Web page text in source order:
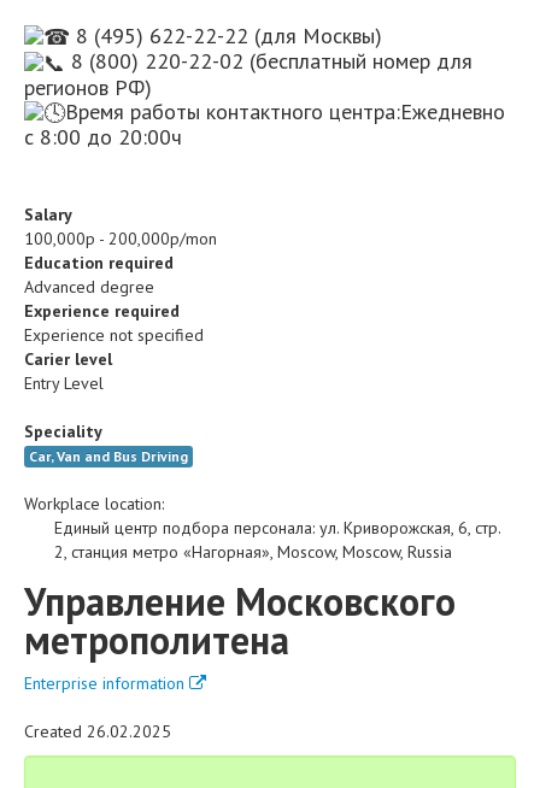
8 (495) 622-22-22 (для Москвы)
8 (800) 220-22-02 (бесплатный номер для
регионов РФ)
Время работы контактного центра:Ежедневно
с 8:00 до 20:00ч
Salary
100,000р - 200,000р/mon
Education required
Advanced degree
Experience required
Experience not specified
Carier level
Entry Level
Speciality
Car, Van and Bus Driving
Workplace location:
Единый центр подбора персонала: ул. Криворожская, 6, стр.
2, станция метро «Нагорная», Moscow, Moscow, Russia
Управление Московского
метрополитена
Enterprise information
Created 26.02.2025